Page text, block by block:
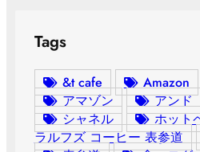
Tags
&t cafe Amazon
アマゾン
アン
シャネル
ホット
ラルフズ コーヒー 表参道